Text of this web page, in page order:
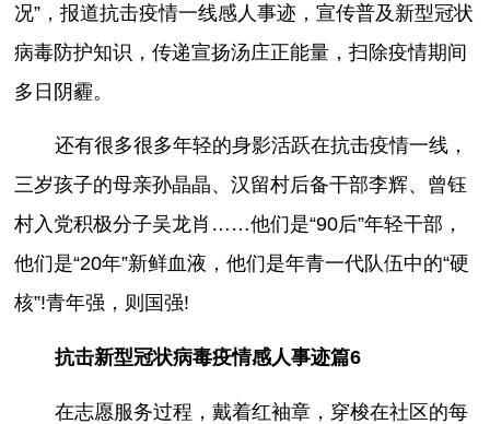
况”，报道抗击疫情一线感人事迹，宣传普及新型冠状
病毒防护知识，传递宣扬汤庄正能量，扫除疫情期间
多日阴霾。
还有很多很多年轻的身影活跃在抗击疫情一线，
三岁孩子的母亲孙晶晶、汉留村后备干部李辉、曾钰
村入党积极分子吴龙肖……他们是“90后”年轻干部，
他们是“20年”新鲜血液，他们是年青一代队伍中的“硬
核”!青年强，则国强!
抗击新型冠状病毒疫情感人事迹篇6
在志愿服务过程，戴着红袖章，穿梭在社区的每